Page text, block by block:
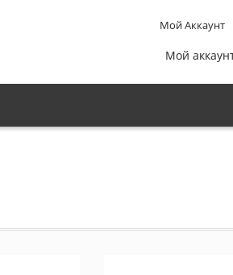
Мой Аккаунт
Мой